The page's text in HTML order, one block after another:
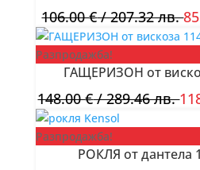
106.00€/ 207.32 лв.
Разпродажба!
ГАЩЕРИЗОН от
148.00€/ 289.46 лв.
Разпродажба!
РОКЛЯ от дантела